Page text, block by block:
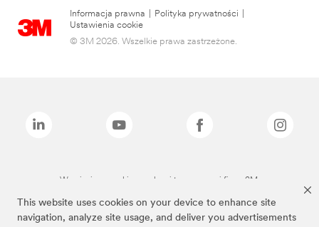
This website uses cookies on your device to enhance site
navigation, analyze site usage, and deliver you advertisements
Informacja prawna Polityka prywatności
Ustawienia cookie
© 3M 2026. Wszelkie prawa zastrzeżone.
Wymienione marki są znakami towarowymi firmy 3M.